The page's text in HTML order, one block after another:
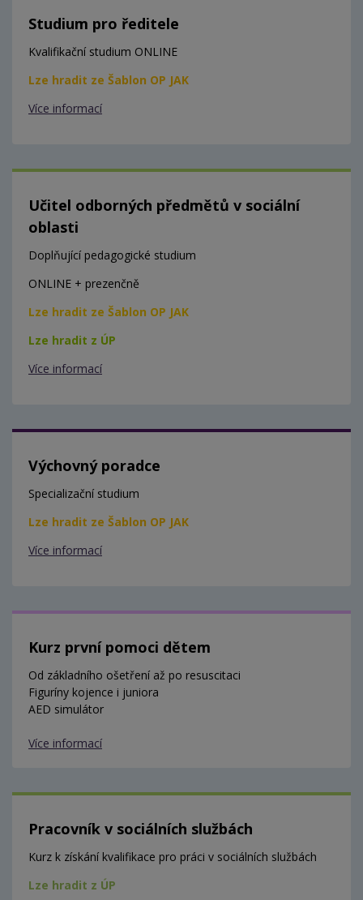
Studium pro ředitele
Kvalifikační studium ONLINE
Lze hradit ze Šablon OP JAK
Více informací
Učitel odborných předmětů v sociální
oblasti
Doplňující pedagogické studium
ONLINE + prezenčně
Lze hradit ze Šablon OP JAK
Lze hradit z ÚP
Více informací
Výchovný poradce
Specializační studium
Lze hradit ze Šablon OP JAK
Více informací
Kurz první pomoci dětem
Od základního ošetření až po resuscitaci
Figuríny kojence i juniora
AED simulátor
Více informací
Pracovník v sociálních službách
Kurz k získání kvalifikace pro práci v sociálních službách
Lze hradit z ÚP